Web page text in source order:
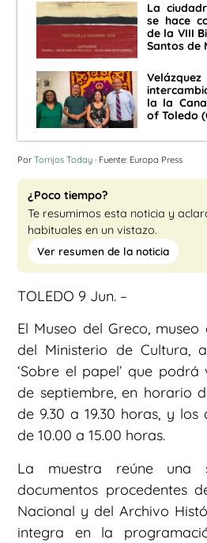
La
se hace
de la VIII
Santos de
la la
of Toledo
Por Torrijos Today · Fuente: Europa Press
¿Poco tiempo?
Te resumimos esta noticia y
habituales en un vistazo.
Ver resumen de la noticia
TOLEDO 9 Jun. –
El Museo del Greco,
del Ministerio de Cultura,
‘Sobre el papel’ que
de septiembre, en horario
de 9.30 a 19.30 horas, y
de 10.00 a 15.00 horas.
La muestra reúne una
documentos procedentes
Nacional y del Archivo
integra en la